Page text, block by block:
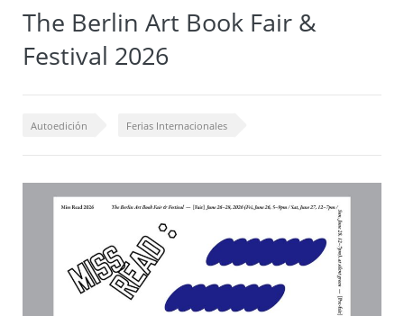
The Berlin Art Book Fair &
Festival 2026
Autoedición Ferias Internacionales